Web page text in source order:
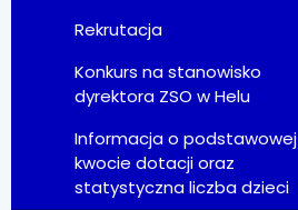
Rekrutacja
Konkurs na stanowisko
dyrektora ZSO w Helu
Informacja o podstawowej
kwocie dotacji oraz
statystyczna liczba dzieci